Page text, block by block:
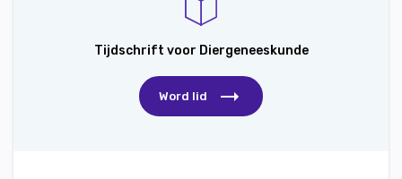
Tijdschrift voor Diergeneeskunde
Word lid